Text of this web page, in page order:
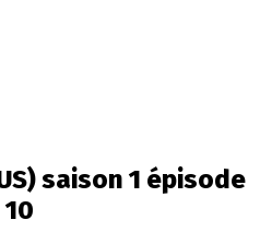
saison 1 épisode
10